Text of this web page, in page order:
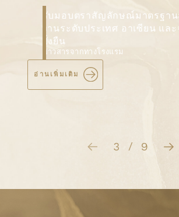
รับมอบตราสัญลักษณ์มาตรฐา
งานระดับประเทศ อาเซียน แล
ยั่งยืน
ข่าวสารจากทางโรงแรม
อ่านเพิ่มเติม
3 / 9